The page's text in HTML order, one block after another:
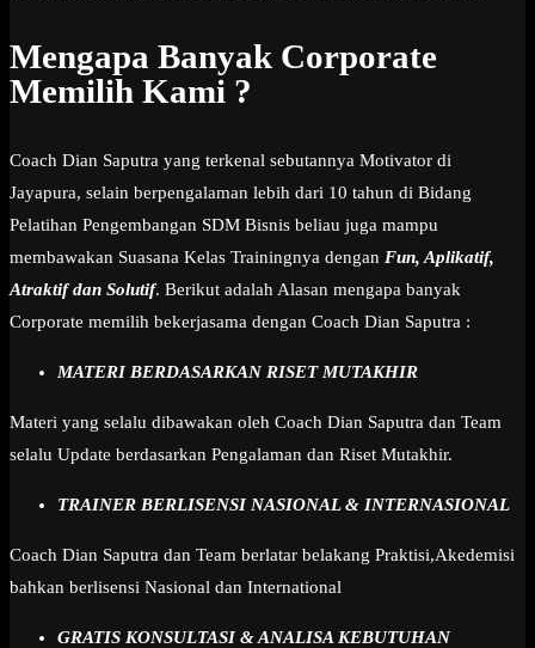
Mengapa Banyak Corporate
Memilih Kami ?
Coach Dian Saputra yang terkenal sebutannya Motivator di
Jayapura, selain berpengalaman lebih dari 10 tahun di Bidang
Pelatihan Pengembangan SDM Bisnis beliau juga mampu
membawakan Suasana Kelas Trainingnya dengan Fun, Aplikatif,
Atraktif dan Solutif. Berikut adalah Alasan mengapa banyak
Corporate memilih bekerjasama dengan Coach Dian Saputra :
MATERI BERDASARKAN RISET MUTAKHIR
Materi yang selalu dibawakan oleh Coach Dian Saputra dan Team
selalu Update berdasarkan Pengalaman dan Riset Mutakhir.
TRAINER BERLISENSI NASIONAL & INTERNASIONAL
Coach Dian Saputra dan Team berlatar belakang Praktisi,Akedemisi
bahkan berlisensi Nasional dan International
GRATIS KONSULTASI & ANALISA KEBUTUHAN